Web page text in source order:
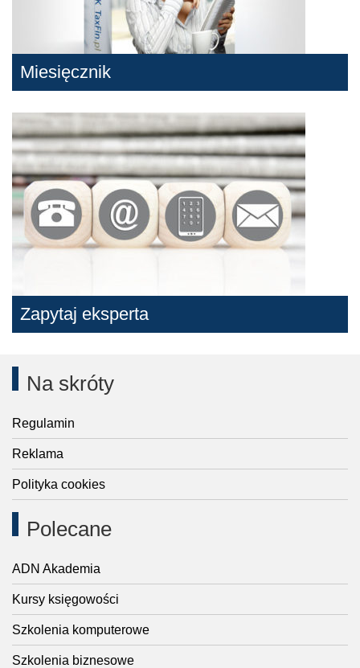
Miesięcznik
Zapytaj eksperta
Na skróty
Regulamin
Reklama
Polityka cookies
Polecane
ADN Akademia
Kursy księgowości
Szkolenia komputerowe
Szkolenia biznesowe